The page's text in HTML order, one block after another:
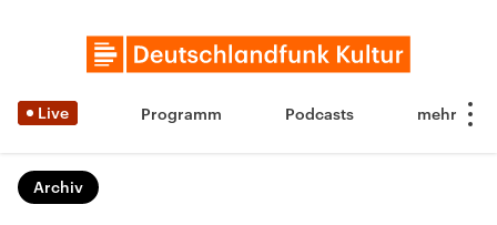
Live Programm Podcasts
Archiv